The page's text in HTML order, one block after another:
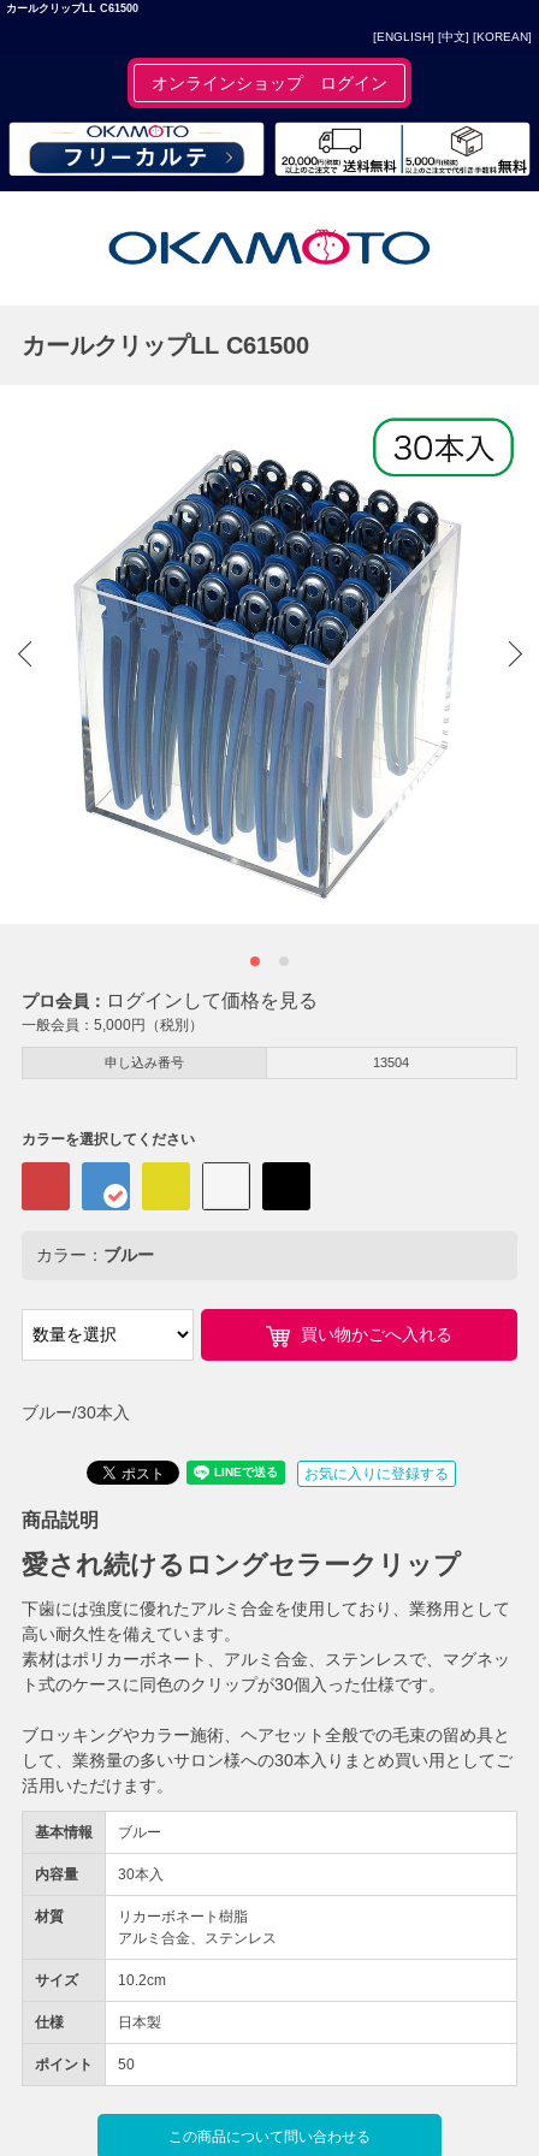
カールクリップLL C61500
[ENGLISH] [中文] [KOREAN]
オンラインショップ ログイン
カールクリップLL C61500
プロ会員： ログインして価格を見る
一般会員： 5,000円（税別）
申し込み番号 13504
ブルー/30本入
基本情報 ブルー
内容量 30本入
材質
リカーボネート樹脂
アルミ合金、ステンレス
サイズ 10.2cm
仕様 日本製
ポイント 50
カラーを選択してください
カラー： ブルー
買い物かごへ入れる
お気に入りに登録する
この商品について問い合わせる
商品説明
愛され続けるロングセラークリップ
下歯には強度に優れたアルミ合金を使用しており、業務用として
高い耐久性を備えています。
素材はポリカーボネート、アルミ合金、ステンレスで、マグネッ
ト式のケースに同色のクリップが30個入った仕様です。
ブロッキングやカラー施術、ヘアセット全般での毛束の留め具と
して、業務量の多いサロン様への30本入りまとめ買い用としてご
活用いただけます。